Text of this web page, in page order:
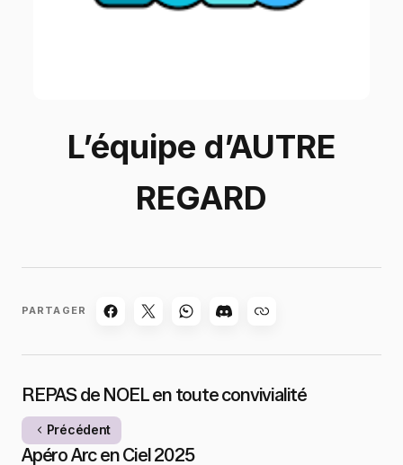
L’équipe d’AUTRE
REGARD
PARTAGER
REPAS de NOEL en toute convivialité
Précédent
Apéro Arc en Ciel 2025